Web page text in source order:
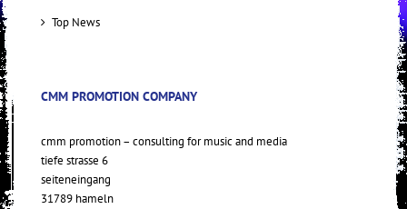
Top News
CMM PROMOTION COMPANY
cmm promotion – consulting for music and media
tiefe strasse 6
seiteneingang
31789 hameln